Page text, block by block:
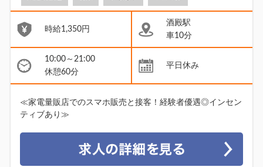
時給1,350円
酒殿駅
車10分
10:00～21:00
休憩60分
平日休み
≪家電量販店でのスマホ販売と接客！経験者優遇◎インセン
ティブあり≫